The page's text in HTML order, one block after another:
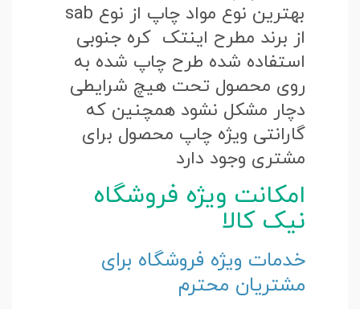
بهترین نوع مواد چاپ از نوع sab
از برند مطرح اینتک کره جنوبی
استفاده شده طرح چاپ شده به
روی محصول تحت هیچ شرایطی
دچار مشکل نشود همچنین که
گارانتی ویژه چاپ محصول برای
مشتری وجود دارد
امکانت ویژه فروشگاه
نیک کالا
خدمات ویژه فروشگاه برای
مشتریان محترم